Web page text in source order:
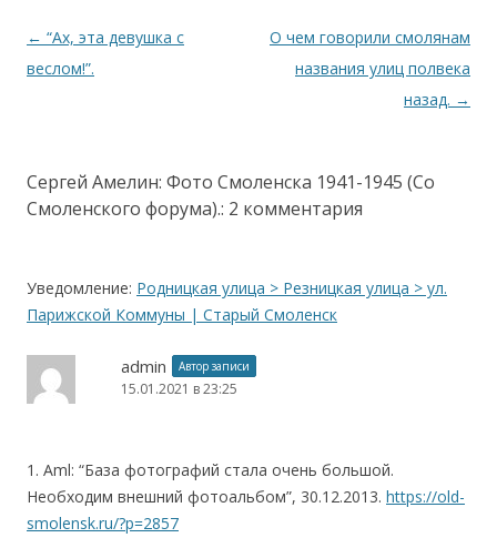
Навигация по записям
← “Ах, эта девушка с
веслом!”.
О чем говорили смолянам
названия улиц полвека
назад. →
Сергей Амелин: Фото Смоленска 1941-1945 (Со
Смоленского форума).: 2 комментария
Уведомление: Родницкая улица > Резницкая улица > ул.
Парижской Коммуны | Старый Cмоленск
admin Автор записи
15.01.2021 в 23:25
1. Aml: “База фотографий стала очень большой.
Необходим внешний фотоальбом”, 30.12.2013. https://old-
smolensk.ru/?p=2857